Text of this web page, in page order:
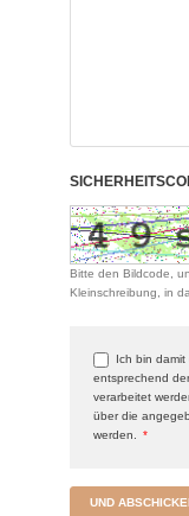
Bitte den Bildcode,
Kleinschreibung, in
Ich bin
entsprechend
verarbeitet
über die
werden.
*
UND